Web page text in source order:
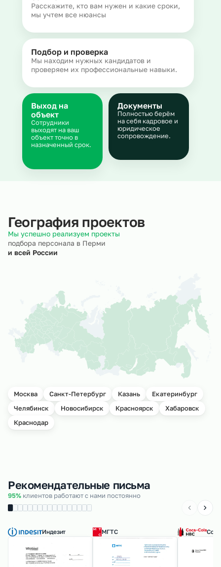
Расскажите, кто вам нужен и какие сроки,
мы учтем все нюансы
Подбор и проверка
Мы находим нужных кандидатов и
проверяем их профессиональные навыки.
Документы
Полностью берём
на себя кадровое и
юридическое
сопровождение.
Выход на
объект
Сотрудники
выходят на ваш
объект точно в
назначенный срок.
География проектов
Мы успешно реализуем проекты
подбора персонала в Перми
и всей России
Москва Санкт-Петербург Казань
Екатеринбург
Челябинск
Новосибирск Красноярск
Хабаровск
Краснодар
Рекомендательные письма
95% клиентов работают с нами постоянно
Индезит МГТС